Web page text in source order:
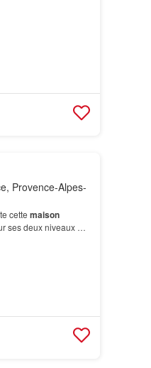
Provence-Alpes-
cette maison
ses deux niveaux Au